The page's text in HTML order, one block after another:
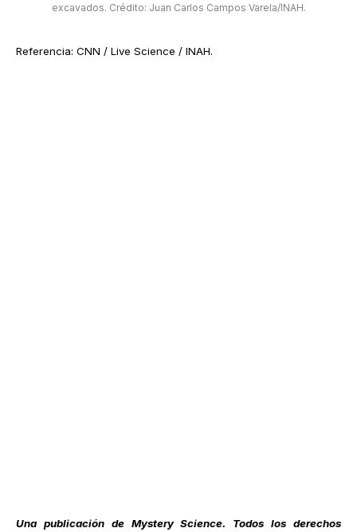
excavados. Crédito: Juan Carlos Campos Varela/INAH.
Referencia: CNN / Live Science / INAH.
Una publicación de Mystery Science. Todos los derechos